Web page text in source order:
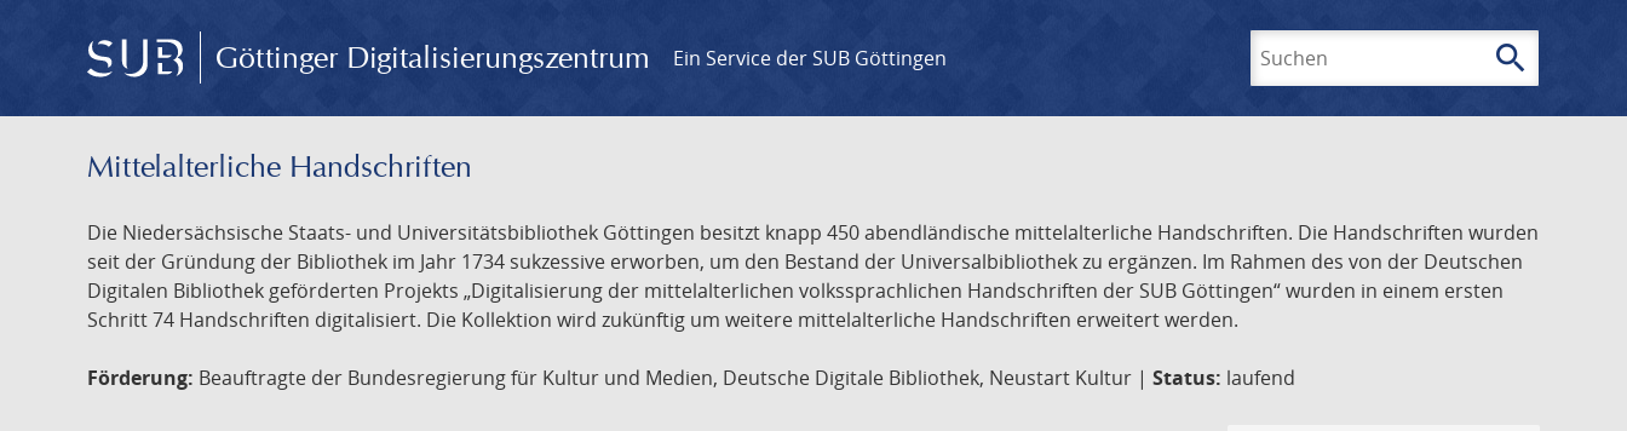
Göttinger Digitalisierungszentrum Ein Service der SUB Göttingen search
Mittelalterliche Handschriften
Die Niedersächsische Staats- und Universitätsbibliothek Göttingen besitzt knapp 450 abendländische mittelalterliche Handschriften. Die Handschriften wurden
seit der Gründung der Bibliothek im Jahr 1734 sukzessive erworben, um den Bestand der Universalbibliothek zu ergänzen. Im Rahmen des von der Deutschen
Digitalen Bibliothek geförderten Projekts „Digitalisierung der mittelalterlichen volkssprachlichen Handschriften der SUB Göttingen“ wurden in einem ersten
Schritt 74 Handschriften digitalisiert. Die Kollektion wird zukünftig um weitere mittelalterliche Handschriften erweitert werden.
Förderung: Beauftragte der Bundesregierung für Kultur und Medien, Deutsche Digitale Bibliothek, Neustart Kultur | Status: laufend